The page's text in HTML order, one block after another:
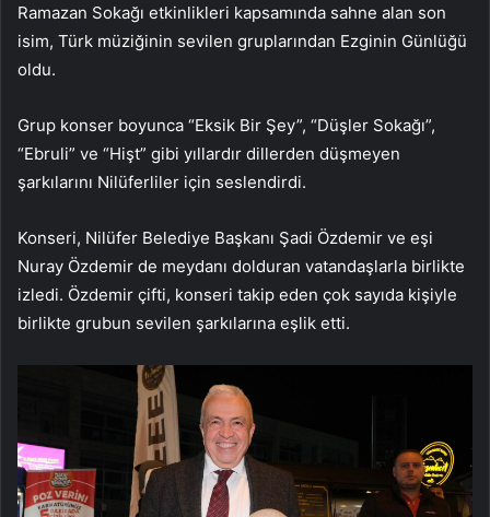
Ramazan Sokağı etkinlikleri kapsamında sahne alan son
isim, Türk müziğinin sevilen gruplarından Ezginin Günlüğü
oldu.
Grup konser boyunca “Eksik Bir Şey”, “Düşler Sokağı”,
“Ebruli” ve “Hişt” gibi yıllardır dillerden düşmeyen
şarkılarını Nilüferliler için seslendirdi.
Konseri, Nilüfer Belediye Başkanı Şadi Özdemir ve eşi
Nuray Özdemir de meydanı dolduran vatandaşlarla birlikte
izledi. Özdemir çifti, konseri takip eden çok sayıda kişiyle
birlikte grubun sevilen şarkılarına eşlik etti.